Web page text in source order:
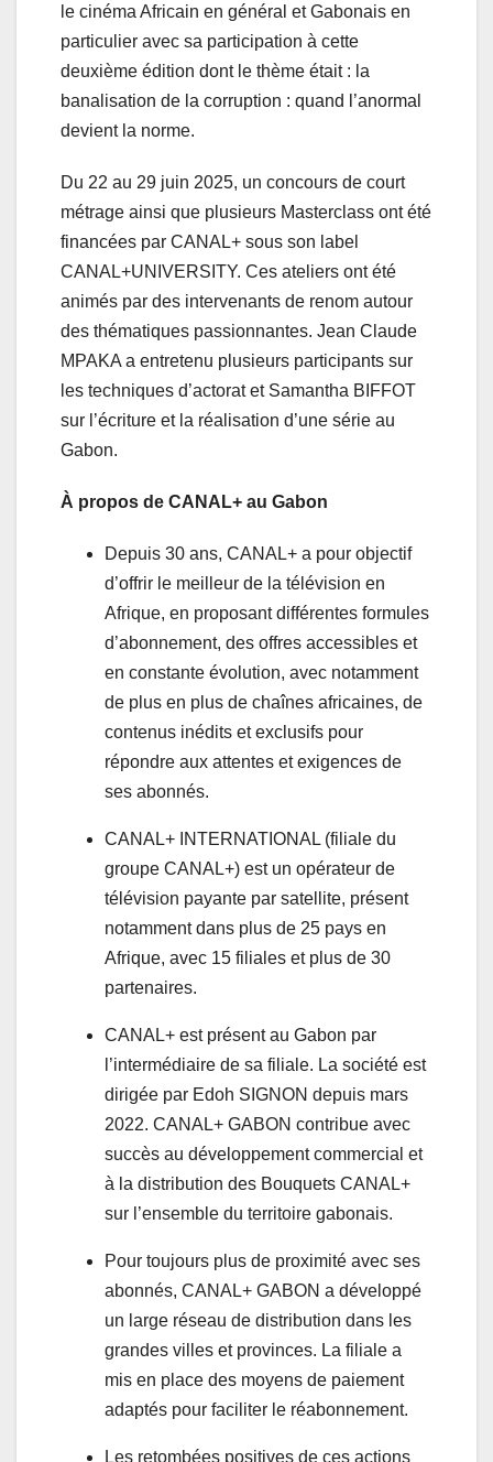
le cinéma Africain en général et Gabonais en
particulier avec sa participation à cette
deuxième édition dont le thème était : la
banalisation de la corruption : quand l’anormal
devient la norme.
Du 22 au 29 juin 2025, un concours de court
métrage ainsi que plusieurs Masterclass ont été
financées par CANAL+ sous son label
CANAL+UNIVERSITY. Ces ateliers ont été
animés par des intervenants de renom autour
des thématiques passionnantes. Jean Claude
MPAKA a entretenu plusieurs participants sur
les techniques d’actorat et Samantha BIFFOT
sur l’écriture et la réalisation d’une série au
Gabon.
À propos de CANAL+ au Gabon
Depuis 30 ans, CANAL+ a pour objectif
d’offrir le meilleur de la télévision en
Afrique, en proposant différentes formules
d’abonnement, des offres accessibles et
en constante évolution, avec notamment
de plus en plus de chaînes africaines, de
contenus inédits et exclusifs pour
répondre aux attentes et exigences de
ses abonnés.
CANAL+ INTERNATIONAL (filiale du
groupe CANAL+) est un opérateur de
télévision payante par satellite, présent
notamment dans plus de 25 pays en
Afrique, avec 15 filiales et plus de 30
partenaires.
CANAL+ est présent au Gabon par
l’intermédiaire de sa filiale. La société est
dirigée par Edoh SIGNON depuis mars
2022. CANAL+ GABON contribue avec
succès au développement commercial et
à la distribution des Bouquets CANAL+
sur l’ensemble du territoire gabonais.
Pour toujours plus de proximité avec ses
abonnés, CANAL+ GABON a développé
un large réseau de distribution dans les
grandes villes et provinces. La filiale a
mis en place des moyens de paiement
adaptés pour faciliter le réabonnement.
Les retombées positives de ces actions